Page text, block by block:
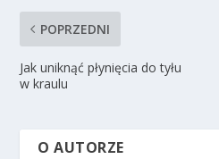
POPRZEDNI
Jak uniknąć płynięcia do tyłu
w kraulu
O AUTORZE